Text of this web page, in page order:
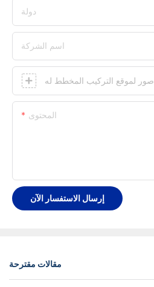
دولة
اسم الشركة
صور لموقع التركيب المخطط له
المحتوى
إرسال الاستفسار الآن
مقالات مقترحة